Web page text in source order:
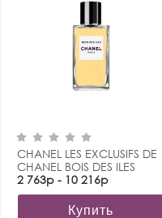
CHANEL LES EXCLUSIFS DE
CHANEL BOIS DES ILES
2 763р - 10 216р
Купить